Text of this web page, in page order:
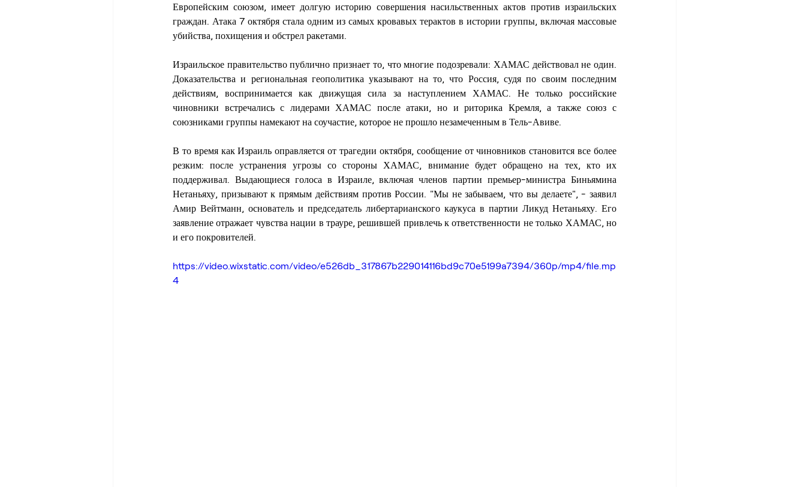
Европейским союзом, имеет долгую историю совершения насильственных актов против израильских
граждан. Атака 7 октября стала одним из самых кровавых терактов в истории группы, включая массовые
убийства, похищения и обстрел ракетами.
Израильское правительство публично признает то, что многие подозревали: ХАМАС действовал не один.
Доказательства и региональная геополитика указывают на то, что Россия, судя по своим последним
действиям, воспринимается как движущая сила за наступлением ХАМАС. Не только российские
чиновники встречались с лидерами ХАМАС после атаки, но и риторика Кремля, а также союз с
союзниками группы намекают на соучастие, которое не прошло незамеченным в Тель-Авиве.
В то время как Израиль оправляется от трагедии октября, сообщение от чиновников становится все более
резким: после устранения угрозы со стороны ХАМАС, внимание будет обращено на тех, кто их
поддерживал. Выдающиеся голоса в Израиле, включая членов партии премьер-министра Биньямина
Нетаньяху, призывают к прямым действиям против России. "Мы не забываем, что вы делаете", - заявил
Амир Вейтманн, основатель и председатель либертарианского каукуса в партии Ликуд Нетаньяху. Его
заявление отражает чувства нации в трауре, решившей привлечь к ответственности не только ХАМАС, но
и его покровителей.
https://video.wixstatic.com/video/e526db_317867b229014116bd9c70e5199a7394/360p/mp4/file.mp
4